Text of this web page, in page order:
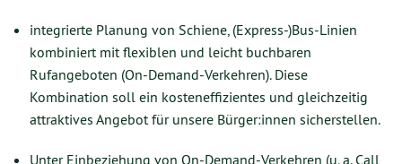
integrierte Planung von Schiene, (Express-)Bus-Linien
kombiniert mit flexiblen und leicht buchbaren
Rufangeboten (On-Demand-Verkehren). Diese
Kombination soll ein kosteneffizientes und gleichzeitig
attraktives Angebot für unsere Bürger:innen sicherstellen.
Unter Einbeziehung von On-Demand-Verkehren (u. a. Call